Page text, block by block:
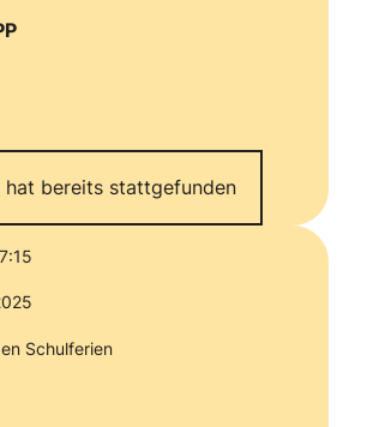
hat bereits stattgefunden
Schulferien